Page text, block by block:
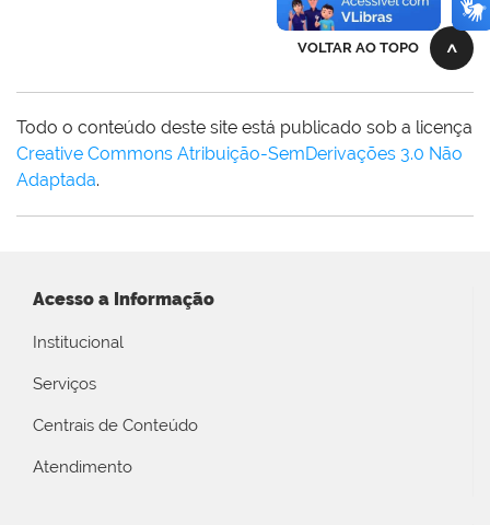
VOLTAR AO TOPO
Todo o conteúdo deste site está publicado sob a licença
Creative Commons Atribuição-SemDerivações 3.0 Não
Adaptada.
Acesso a Informação
Institucional
Serviços
Centrais de Conteúdo
Atendimento